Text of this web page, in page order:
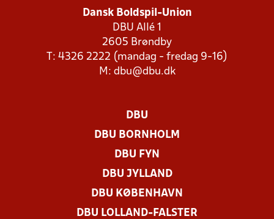
Dansk Boldspil-Union
DBU Allé 1
2605 Brøndby
T: 4326 2222 (mandag - fredag 9-16)
M: dbu@dbu.dk
DBU
DBU BORNHOLM
DBU FYN
DBU JYLLAND
DBU KØBENHAVN
DBU LOLLAND-FALSTER